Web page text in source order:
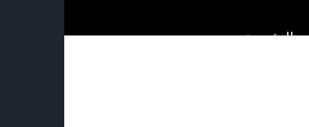
Saturday 2026-08-08 الرئيسية